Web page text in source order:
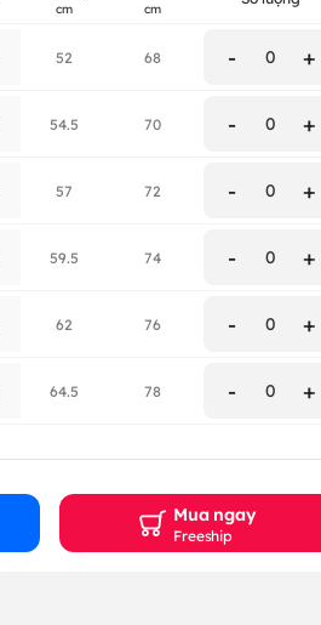
cm cm
52 68 - 0 +
54.5 70 - 0 +
57 72 - 0 +
59.5 74 - 0 +
62 76 - 0 +
64.5 78 - 0 +
Mua ngay
Freeship